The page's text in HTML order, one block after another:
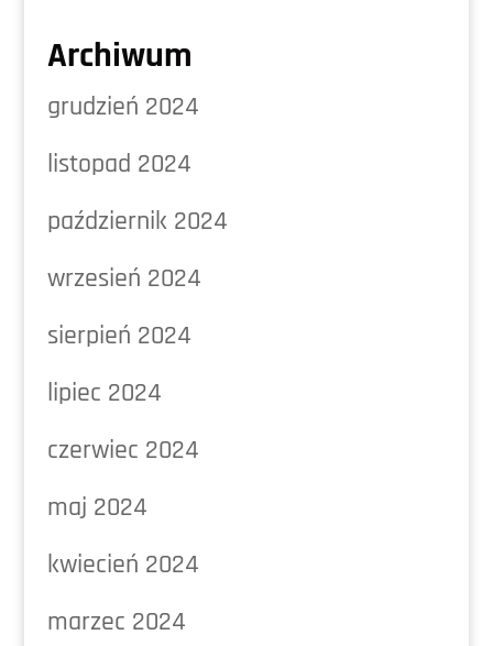
Archiwum
grudzień 2024
listopad 2024
październik 2024
wrzesień 2024
sierpień 2024
lipiec 2024
czerwiec 2024
maj 2024
kwiecień 2024
marzec 2024